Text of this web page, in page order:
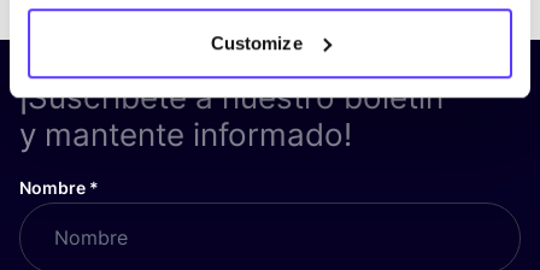
Customize
¡Suscríbete a nuestro boletín
y mantente informado!
Nombre *